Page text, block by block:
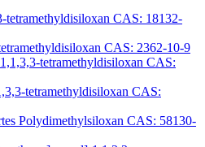
CAS: 18132-
CAS: 2362-10-9
tetramethyldisiloxan CAS:
tetramethyldisiloxan CAS:
Polydimethylsiloxan CAS: 58130-